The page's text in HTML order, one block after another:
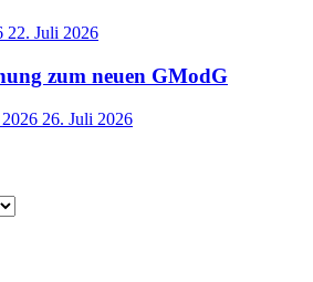
22. Juli 2026
zum neuen GModG
26. Juli 2026